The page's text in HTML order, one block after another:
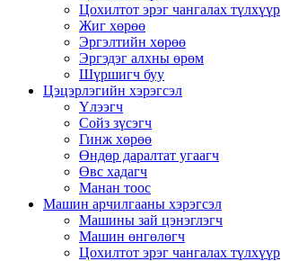
Цохилтот эрэг чангалах түлхүүр
Жиг хөрөө
Эргэлтийн хөрөө
Эргэдэг алхны өрөм
Шүршигч буу
Цэцэрлэгийн хэрэгсэл
Үлээгч
Сойз зүсэгч
Гинж хөрөө
Өндөр даралтат угаагч
Өвс хадагч
Манан тоос
Машин арчилгааны хэрэгсэл
Машины зай цэнэглэгч
Машин өнгөлөгч
Цохилтот эрэг чангалах түлхүүр